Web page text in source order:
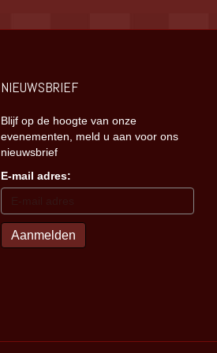
NIEUWSBRIEF
Blijf op de hoogte van onze
evenementen, meld u aan voor ons
nieuwsbrief
E-mail adres: